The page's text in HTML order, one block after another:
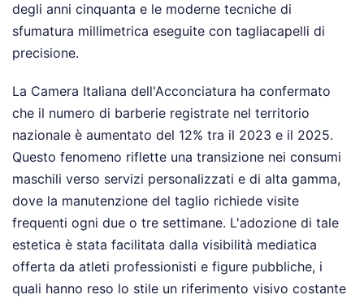
degli anni cinquanta e le moderne tecniche di
sfumatura millimetrica eseguite con tagliacapelli di
precisione.
La Camera Italiana dell'Acconciatura ha confermato
che il numero di barberie registrate nel territorio
nazionale è aumentato del 12% tra il 2023 e il 2025.
Questo fenomeno riflette una transizione nei consumi
maschili verso servizi personalizzati e di alta gamma,
dove la manutenzione del taglio richiede visite
frequenti ogni due o tre settimane. L'adozione di tale
estetica è stata facilitata dalla visibilità mediatica
offerta da atleti professionisti e figure pubbliche, i
quali hanno reso lo stile un riferimento visivo costante